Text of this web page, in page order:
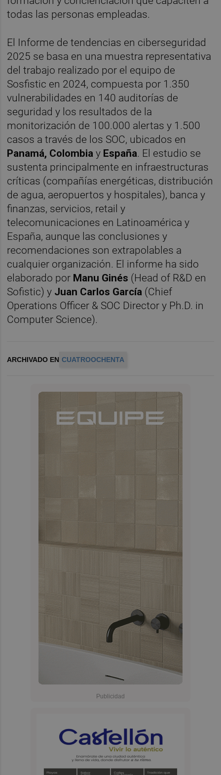
todas las personas empleadas.
El Informe de tendencias en ciberseguridad
2025 se basa en una muestra representativa
del trabajo realizado por el equipo de
Sosfistic en 2024, compuesta por 1.350
vulnerabilidades en 140 auditorías de
seguridad y los resultados de la
monitorización de 100.000 alertas y 1.500
casos a través de los SOC, ubicados en
Panamá, Colombia y España. El estudio se
sustenta principalmente en infraestructuras
críticas (compañías energéticas, distribución
de agua, aeropuertos y hospitales), banca y
finanzas, servicios, retail y
telecomunicaciones en Latinoamérica y
España, aunque las conclusiones y
recomendaciones son extrapolables a
cualquier organización. El informe ha sido
elaborado por Manu Ginés (Head of R&D en
Sofistic) y Juan Carlos García (Chief
Operations Officer & SOC Director y Ph.D. in
Computer Science).
ARCHIVADO EN CUATROOCHENTA